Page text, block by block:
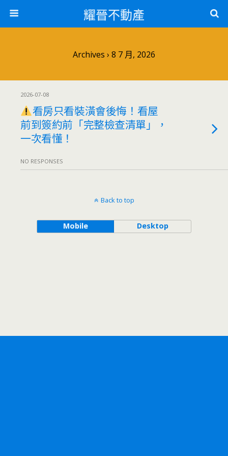
耀晉不動產
Archives › 8 7 月, 2026
2026-07-08
看房只看裝潢會後悔！看屋
前到簽約前「完整檢查清單」，
一次看懂！
NO RESPONSES
Back to top
Mobile Desktop